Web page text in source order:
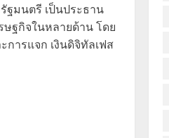
ฐมนตรี เป็นประธาน
ษฐกิจในหลายด้าน โดย
การแจก เงินดิจิทัลเฟส